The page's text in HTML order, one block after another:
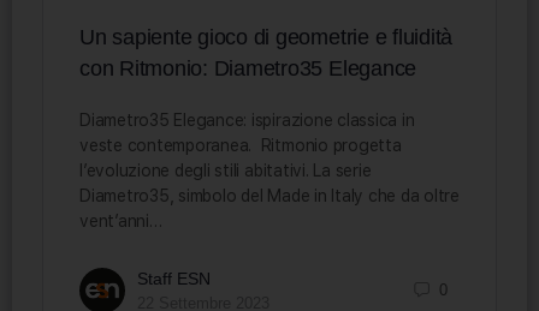
Un sapiente gioco di geometrie e fluidità
con Ritmonio: Diametro35 Elegance
Diametro35 Elegance: ispirazione classica in
veste contemporanea. Ritmonio progetta
l’evoluzione degli stili abitativi. La serie
Diametro35, simbolo del Made in Italy che da oltre
vent’anni…
Staff ESN
0